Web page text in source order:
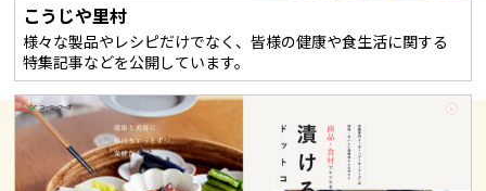
こうじや里村
様々な製品やレシピだけでなく、皆様の健康や食生活に関する
特集記事などを公開しています。